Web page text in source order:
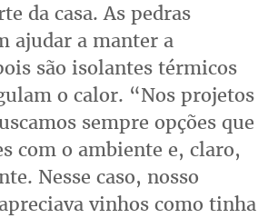
da casa. As pedras
ajudar a manter a
são isolantes térmicos
o calor. “Nos projetos
sempre opções que
com o ambiente e, claro,
Nesse caso, nosso
vinhos como tinha